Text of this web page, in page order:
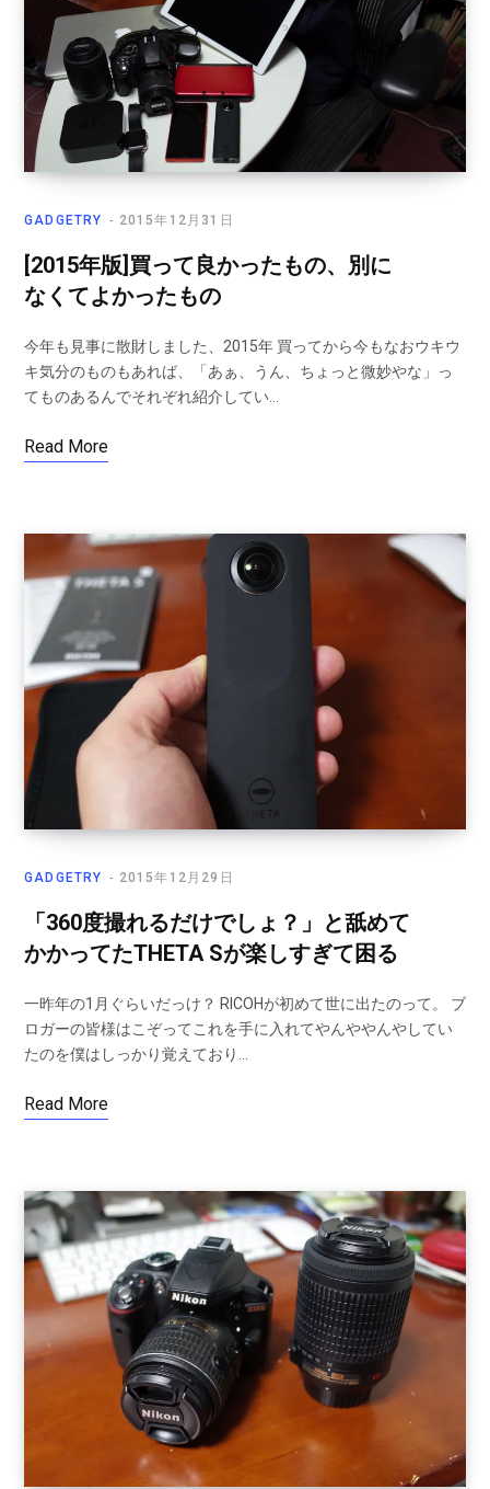
GADGETRY 2015年12月31日
[2015年版]買って良かったもの、別に
なくてよかったもの
今年も見事に散財しました、2015年 買ってから今もなおウキウ
キ気分のものもあれば、「あぁ、うん、ちょっと微妙やな」っ
てものあるんでそれぞれ紹介してい…
Read More
GADGETRY 2015年12月29日
「360度撮れるだけでしょ？」と舐めて
かかってたTHETA Sが楽しすぎて困る
一昨年の1月ぐらいだっけ？ RICOHが初めて世に出たのって。 ブ
ロガーの皆様はこぞってこれを手に入れてやんややんやしてい
たのを僕はしっかり覚えており…
Read More